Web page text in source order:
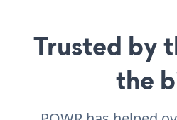
Trusted by
the